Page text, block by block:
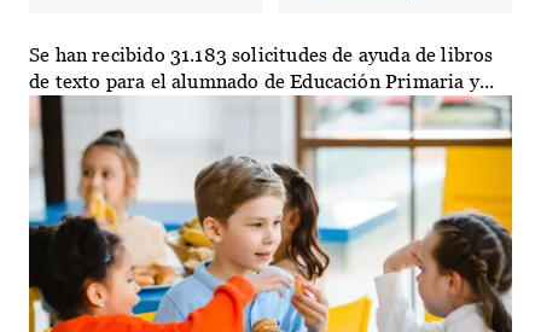
Se han recibido 31.183 solicitudes de ayuda de libros
de texto para el alumnado de Educación Primaria y...